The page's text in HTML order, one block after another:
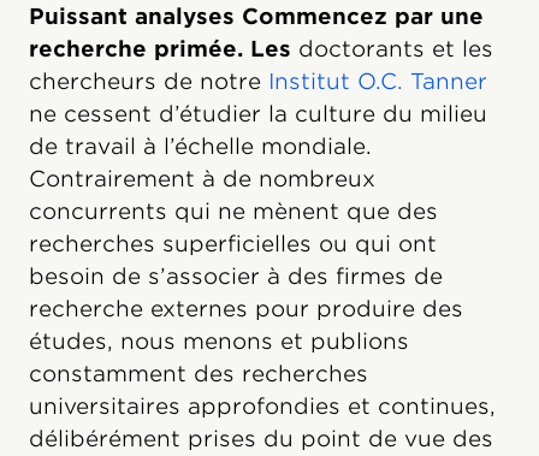
Puissant analyses Commencez par une
recherche primée. Les doctorants et les
chercheurs de notre Institut O.C. Tanner
ne cessent d’étudier la culture du milieu
de travail à l’échelle mondiale.
Contrairement à de nombreux
concurrents qui ne mènent que des
recherches superficielles ou qui ont
besoin de s’associer à des firmes de
recherche externes pour produire des
études, nous menons et publions
constamment des recherches
universitaires approfondies et continues,
délibérément prises du point de vue des